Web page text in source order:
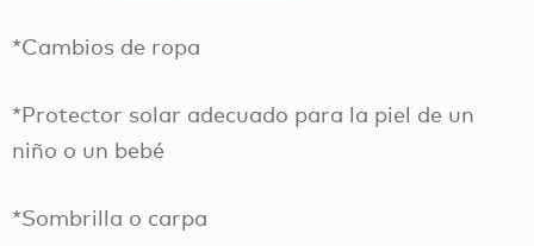
*Cambios de ropa
*Protector solar adecuado para la piel de un
niño o un bebé
*Sombrilla o carpa